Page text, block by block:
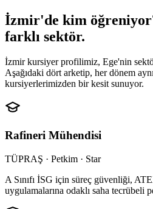
İzmir'de kim
farklı sektör.
İzmir kursiyer profilimiz, Ege'nin
Aşağıdaki dört arketip, her dönem
kursiyerlerimizden bir kesit sunuyor.
Rafineri Mühendisi
TÜPRAŞ · Petkim · Star
A Sınıfı İSG için süreç güvenliği,
uygulamalarına odaklı saha tecrübeli